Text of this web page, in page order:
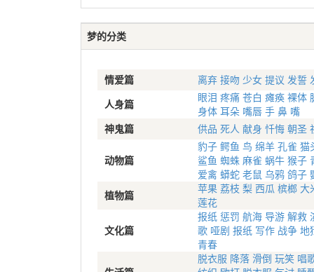
梦的分类
情爱篇 离弃 接吻 少女 提议 发誓
人身篇
眼泪 疼痛 苍白 瘫痪 裸体
身体 耳朵 嘴唇 手 鼻 嘴
神鬼篇
供品 死人 献身 忏悔 朝圣
动物篇
豹子 鳄鱼 鸟 绵羊 孔雀 猫
鲨鱼 蜘蛛 麻雀 蜗牛 猴子
爱禽 蟒蛇 老鼠 乌鸦 鸽子
植物篇
苹果 荔枝 梨 西瓜 槟榔 大
莲花
文化篇
报纸 惩罚 航海 导游 解救
歌 哑剧 报纸 写作 战争 地
青春
脱衣服 降落 滑倒 玩笑 唱